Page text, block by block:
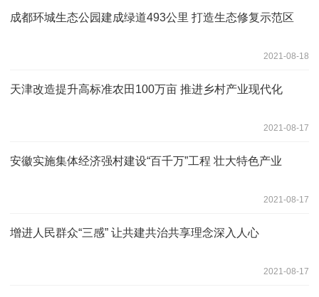
成都环城生态公园建成绿道493公里 打造生态修复示范区
2021-08-18
天津改造提升高标准农田100万亩 推进乡村产业现代化
2021-08-17
安徽实施集体经济强村建设“百千万”工程 壮大特色产业
2021-08-17
增进人民群众“三感” 让共建共治共享理念深入人心
2021-08-17